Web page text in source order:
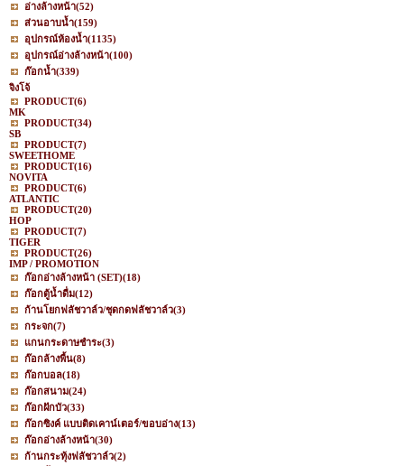
อ่างล้างหน้า(52)
ส่วนอาบน้ำ(159)
อุปกรณ์ห้องน้ำ(1135)
อุปกรณ์อ่างล้างหน้า(100)
ก๊อกน้ำ(339)
จิงโจ้
PRODUCT(6)
MK
PRODUCT(34)
SB
PRODUCT(7)
SWEETHOME
PRODUCT(16)
NOVITA
PRODUCT(6)
ATLANTIC
PRODUCT(20)
HOP
PRODUCT(7)
TIGER
PRODUCT(26)
IMP / PROMOTION
ก๊อกอ่างล้างหน้า (SET)(18)
ก๊อกตู้น้ำดื่ม(12)
ก้านโยกฟลัชวาล์ว/ชุดกดฟลัชวาล์ว(3)
กระจก(7)
แกนกระดาษชำระ(3)
ก๊อกล้างพื้น(8)
ก๊อกบอล(18)
ก๊อกสนาม(24)
ก๊อกฝักบัว(33)
ก๊อกซิงค์ แบบติดเคาน์เตอร์/ขอบอ่าง(13)
ก๊อกอ่างล้างหน้า(30)
ก้านกระทุ้งฟลัชวาล์ว(2)